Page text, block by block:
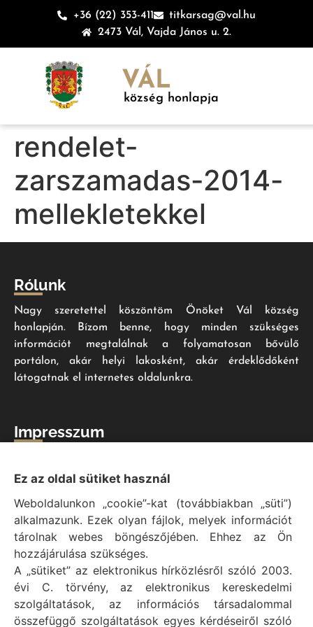
+36 (22) 353-411
titkarsag@val.hu
2473 Vál, Vajda János u. 2.
VÁL
község honlapja
rendelet-
zarszamadas-2014-
mellekletekkel
Rólunk
Nagy szeretettel köszöntöm Önöket Vál község
honlapján. Bízom benne, hogy minden szükséges
információt megtalálnak a folyamatosan bővülő
portálon, akár helyi lakosként, akár érdeklődőként
látogatnak el internetes oldalunkra.
Impresszum
Vál Község Önkormányzat © 1996 - 2020
Adószám: 15727079-2-07
Adatvédelmi tájékoztató
Felelős: Bechtold Tamás polgármester
Cím: H-2473 Vál, Vajda János utca 2.
Telefon: +36 (22) 353-411
E-mail: polgarmester@val.hu
Ez az oldal sütiket használ
Weboldalunkon „cookie”-kat (továbbiakban „süti”)
alkalmazunk. Ezek olyan fájlok, melyek információt
tárolnak webes böngészőjében. Ehhez az Ön
hozzájárulása szükséges.
A „sütiket” az elektronikus hírközlésről szóló 2003.
évi C. törvény, az elektronikus kereskedelmi
szolgáltatások, az információs társadalommal
összefüggő szolgáltatások egyes kérdéseiről szóló